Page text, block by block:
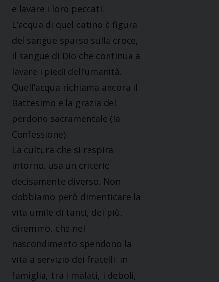
e lavare i loro peccati.
L’acqua di quel catino è figura
del sangue sparso sulla croce,
il sangue di Dio che continua a
lavare i piedi dell’umanità.
Quell’acqua richiama ancora il
Battesimo e la grazia del
perdono sacramentale (la
Confessione).
La cultura che si respira
intorno, usa un criterio
decisamente diverso. Non
dobbiamo però dimenticare la
vita umile di tanti, dei più,
diremmo, che nel
nascondimento spendono la
vita a servizio dei fratelli: in
famiglia, tra i malati, i deboli,